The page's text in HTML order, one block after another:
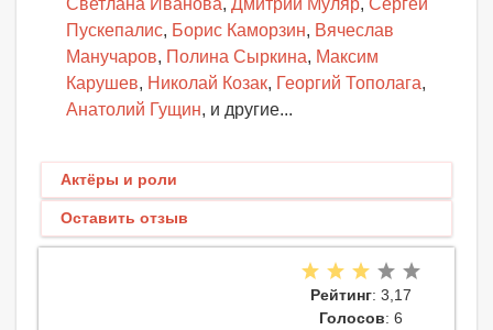
Светлана Иванова, Дмитрий Муляр, Сергей
Пускепалис, Борис Каморзин, Вячеслав
Манучаров, Полина Сыркина, Максим
Карушев, Николай Козак, Георгий Тополага,
Анатолий Гущин, и другие...
Актёры и роли
Оставить отзыв
Рейтинг: 3,17
Голосов: 6